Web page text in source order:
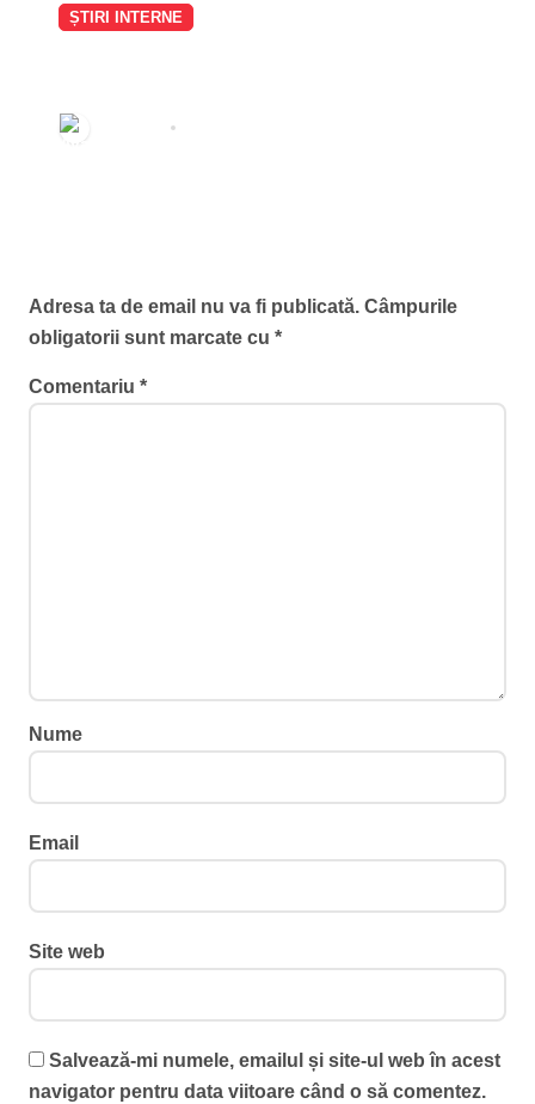
ȘTIRI INTERNE
solicită din postura de ministru
Adresa ta de email nu va fi publicată. Câmpurile
obligatorii sunt marcate cu *
Comentariu *
Nume
Email
Site web
Salvează-mi numele, emailul și site-ul web în acest
navigator pentru data viitoare când o să comentez.